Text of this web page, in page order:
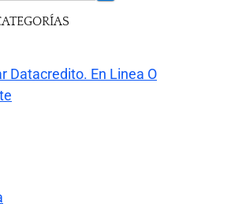
Datacredito. En Linea O